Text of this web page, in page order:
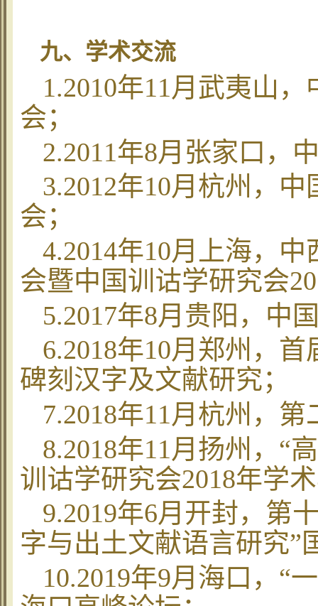
九、学术交流
1.2010年11月武夷山，
会；
2.2011年8月张家口，
3.2012年10月杭州，中
会；
4.2014年10月上海，中
会暨中国训诂学研究会
5.2017年8月贵阳，中
6.2018年10月郑州，首
碑刻汉字及文献研究；
7.2018年11月杭州，第
8.2018年11月扬州， “
训诂学研究会2018年学
9.2019年6月开封，第
字与出土文献语言研究”
10.2019年9月海口， “